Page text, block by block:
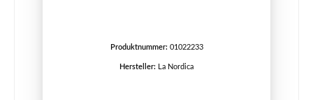
Produktnummer: 01022233
Hersteller: La Nordica